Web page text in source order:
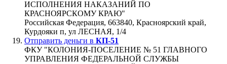
ИСПОЛНЕНИЯ НАКАЗАНИЙ ПО
КРАСНОЯРСКОМУ КРАЮ"
Российская Федерация, 663840, Красноярский край,
Курдояки п, ул ЛЕСНАЯ, 1/4
Отправить деньги в КП-51
ФКУ "КОЛОНИЯ-ПОСЕЛЕНИЕ № 51 ГЛАВНОГО
УПРАВЛЕНИЯ ФЕДЕРАЛЬНОЙ СЛУЖБЫ